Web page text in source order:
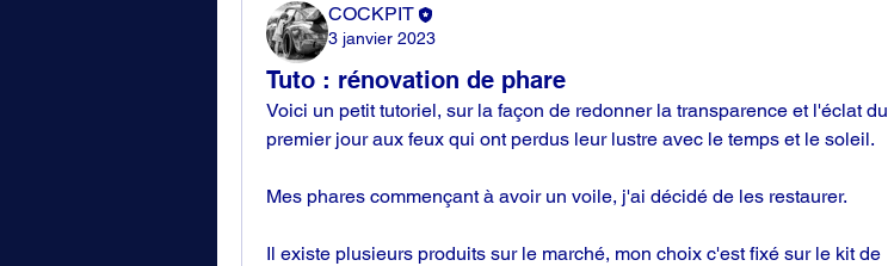
COCKPIT
3 janvier 2023
Tuto : rénovation de phare
Voici﻿ un petit tutoriel, sur la façon de redonner la transparence et l'éclat du
premier jour aux feux qui ont perdus leur lustre avec le temps et le soleil.
Mes ﻿phares commençant à avoir un voile, j'ai décidé de les restaurer.
Il existe plusieurs produits sur le marché, mon choix c'est fixé sur le kit de